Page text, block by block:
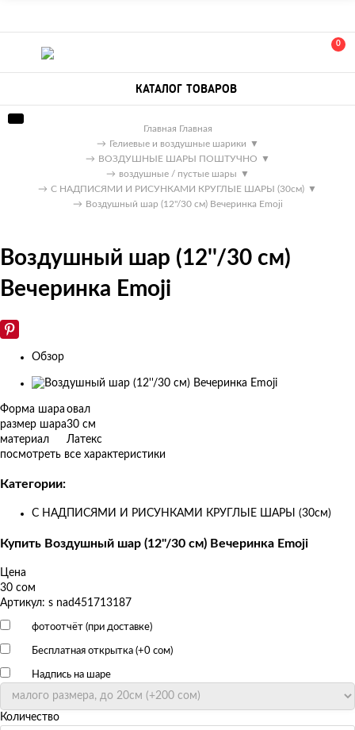
0
КАТАЛОГ ТОВАРОВ
Главная Главная
→ Гелиевые и воздушные шарики ▼
→ ВОЗДУШНЫЕ ШАРЫ ПОШТУЧНО ▼
→ воздушные / пустые шары ▼
→ С НАДПИСЯМИ И РИСУНКАМИ КРУГЛЫЕ ШАРЫ (30см) ▼
→ Воздушный шар (12''/30 см) Вечеринка Emoji
Воздушный шар (12''/30 см)
Вечеринка Emoji
Обзор
Изображения
товаров
Форма шара овал
размер шара30 см
материал
Латекс
посмотреть все характеристики
Категории:
С НАДПИСЯМИ И РИСУНКАМИ КРУГЛЫЕ ШАРЫ (30см)
Купить Воздушный шар (12''/30 см) Вечеринка Emoji
Цена
30 сом
Артикул: s nad451713187
фотоотчёт (при доставке)
Бесплатная открытка (+0 сом)
Надпись на шаре
Количество